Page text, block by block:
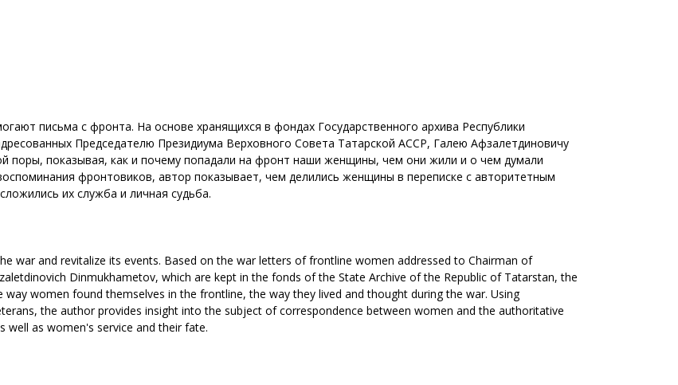
письма с фронта. На основе хранящихся в фондах Государственного архива Республики
Председателю Президиума Верховного Совета Татарской АССР, Галею Афзалетдиновичу
поры, показывая, как и почему попадали на фронт наши женщины, чем они жили и о чем думали
фронтовиков, автор показывает, чем делились женщины в переписке с авторитетным
их служба и личная судьба.
war and revitalize its events. Based on the war letters of frontline women addressed to Chairman of
Dinmukhametov, which are kept in the fonds of the State Archive of the Republic of Tatarstan, the
women found themselves in the frontline, the way they lived and thought during the war. Using
the author provides insight into the subject of correspondence between women and the authoritative
well as women's service and their fate.